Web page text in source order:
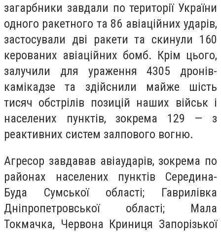
загарбники завдали по території України
одного ракетного та 86 авіаційних ударів,
застосували дві ракети та скинули 160
керованих авіаційних бомб. Крім цього,
залучили для ураження 4305 дронів-
камікадзе та здійснили майже шість
тисяч обстрілів позицій наших військ і
населених пунктів, зокрема 129 — з
реактивних систем залпового вогню.
Агресор завдавав авіаударів, зокрема по
районах населених пунктів Середина-
Буда Сумської області; Гаврилівка
Дніпропетровської області; Мала
Токмачка, Червона Криниця Запорізької